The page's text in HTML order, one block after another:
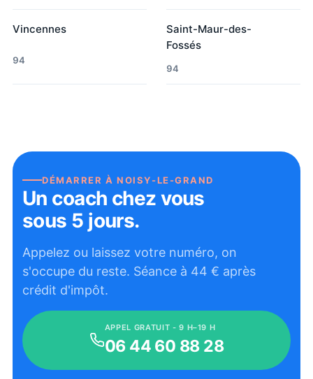
Vincennes
94
Saint-Maur-des-
Fossés
94
DÉMARRER ÀNOISY-LE-GRAND
Un coach chez vous
sous 5 jours.
Appelez ou laissez votre numéro, on
s'occupe du reste. Séance à 44 € après
crédit d'impôt.
APPEL GRATUIT - 9 H–19 H
06 44 60 88 28